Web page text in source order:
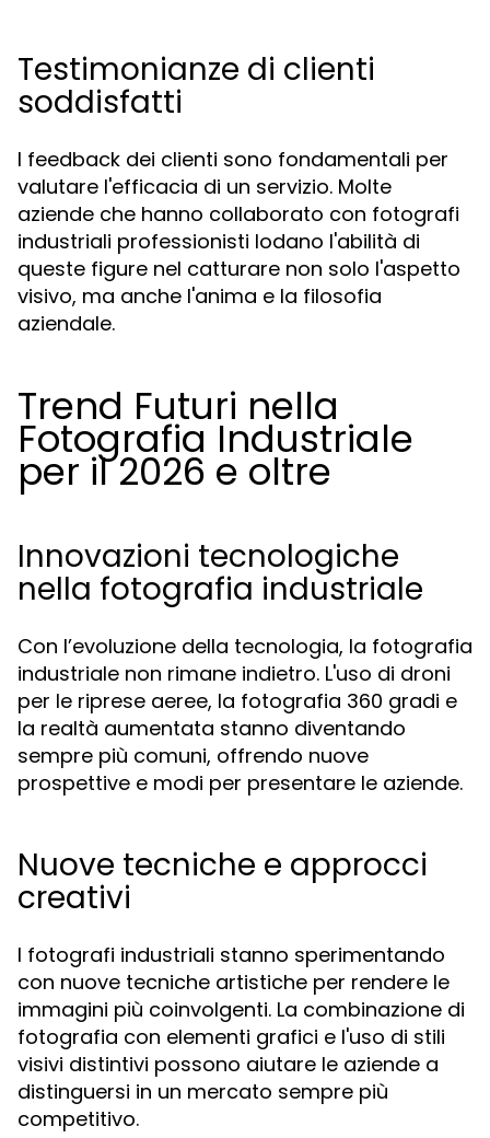
Testimonianze di clienti
soddisfatti
I feedback dei clienti sono fondamentali per
valutare l'efficacia di un servizio. Molte
aziende che hanno collaborato con fotografi
industriali professionisti lodano l'abilità di
queste figure nel catturare non solo l'aspetto
visivo, ma anche l'anima e la filosofia
aziendale.
Trend Futuri nella
Fotografia Industriale
per il 2026 e oltre
Innovazioni tecnologiche
nella fotografia industriale
Con l’evoluzione della tecnologia, la fotografia
industriale non rimane indietro. L'uso di droni
per le riprese aeree, la fotografia 360 gradi e
la realtà aumentata stanno diventando
sempre più comuni, offrendo nuove
prospettive e modi per presentare le aziende.
Nuove tecniche e approcci
creativi
I fotografi industriali stanno sperimentando
con nuove tecniche artistiche per rendere le
immagini più coinvolgenti. La combinazione di
fotografia con elementi grafici e l'uso di stili
visivi distintivi possono aiutare le aziende a
distinguersi in un mercato sempre più
competitivo.